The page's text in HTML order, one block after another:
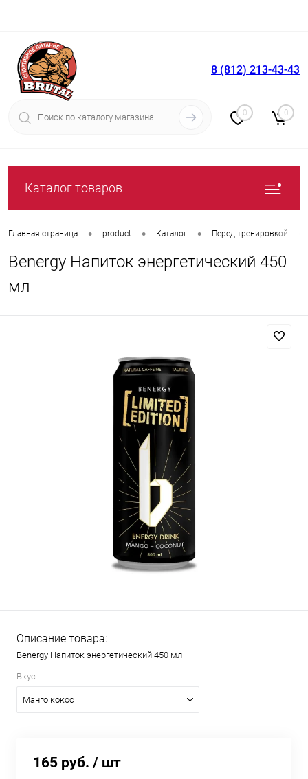
Вход Регистрация
8 (812) 213-43-43
0 0
Каталог товаров
Главная страница • product • Каталог • Перед тренировкой
Benergy Напиток энергетический 450
мл
Описание товара:
Benergy Напиток энергетический 450 мл
Вкус:
Манго кокос
165 руб. / шт